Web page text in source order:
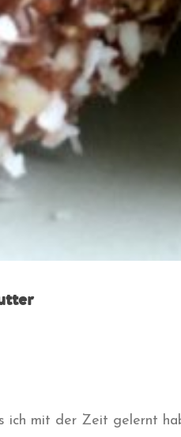
ich mit der Zeit gelernt